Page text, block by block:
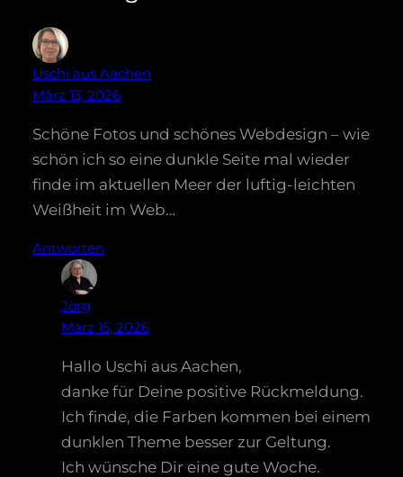
Uschi aus Aachen
März 13, 2026
Schöne Fotos und schönes Webdesign – wie
schön ich so eine dunkle Seite mal wieder
finde im aktuellen Meer der luftig-leichten
Weißheit im Web…
Antworten
Jörg
März 15, 2026
Hallo Uschi aus Aachen,
danke für Deine positive Rückmeldung.
Ich finde, die Farben kommen bei einem
dunklen Theme besser zur Geltung.
Ich wünsche Dir eine gute Woche.